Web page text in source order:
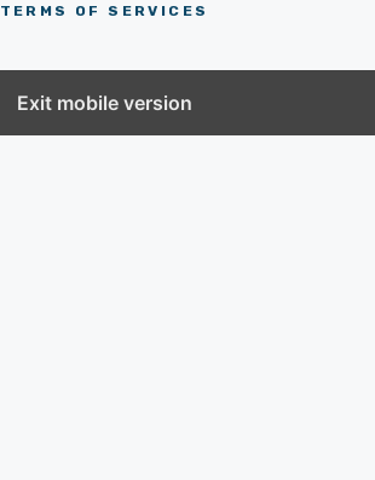
TERMS OF SERVICES
Exit mobile version